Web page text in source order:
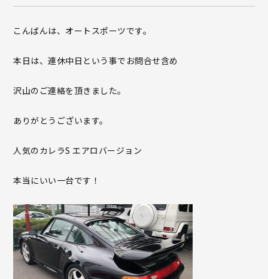
こんばんは、オートスポーツです。
本日は、連休中日という事でお問合せ含め
沢山のご連絡を頂きました。
ありがとうございます。
人気のカレラS エアロバージョン
本当にいい一台です！